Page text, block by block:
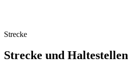
Strecke
Strecke und Haltestellen